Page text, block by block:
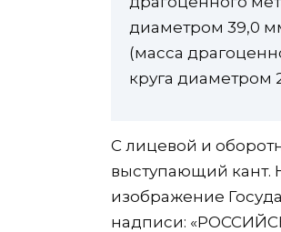
диаметром 39,0
(масса
круга диаметром
С лицевой и
выступающий кант.
изображение
надписи: